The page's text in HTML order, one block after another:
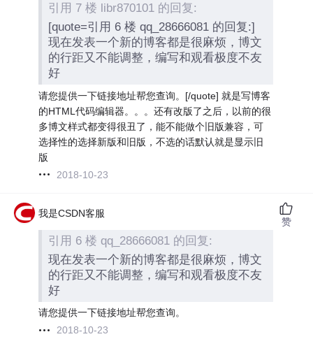
引用 7 楼 libr870101 的回复:
[quote=引用 6 楼 qq_28666081 的回复:]
现在发表一个新的博客都是很麻烦，博文
的行距又不能调整，编写和观看极度不友
好
请您提供一下链接地址帮您查询。[/quote] 就是写博客
的HTML代码编辑器。。。还有改版了之后，以前的很
多博文样式都变得很丑了，能不能做个旧版兼容，可
选择性的选择新版和旧版，不选的话默认就是显示旧
版
2018-10-23
我是CSDN客服
引用 6 楼 qq_28666081 的回复:
现在发表一个新的博客都是很麻烦，博文
的行距又不能调整，编写和观看极度不友
好
请您提供一下链接地址帮您查询。
2018-10-23
赞